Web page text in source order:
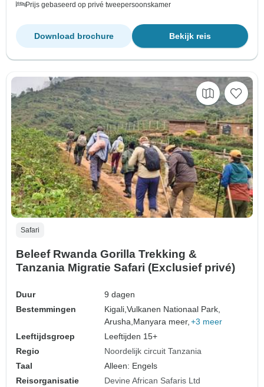
Prijs gebaseerd op privé tweepersoonskamer
Bekijk reis
Download brochure
Safari
Beleef Rwanda Gorilla Trekking &
Tanzania Migratie Safari (Exclusief privé)
Duur
9 dagen
Bestemmingen
Kigali,Vulkanen Nationaal Park,
Arusha,Manyara meer, +3 meer
Leeftijdsgroep
Leeftijden 15+
Regio
Noordelijk circuit Tanzania
Taal
Alleen: Engels
Reisorganisatie
Devine African Safaris Ltd